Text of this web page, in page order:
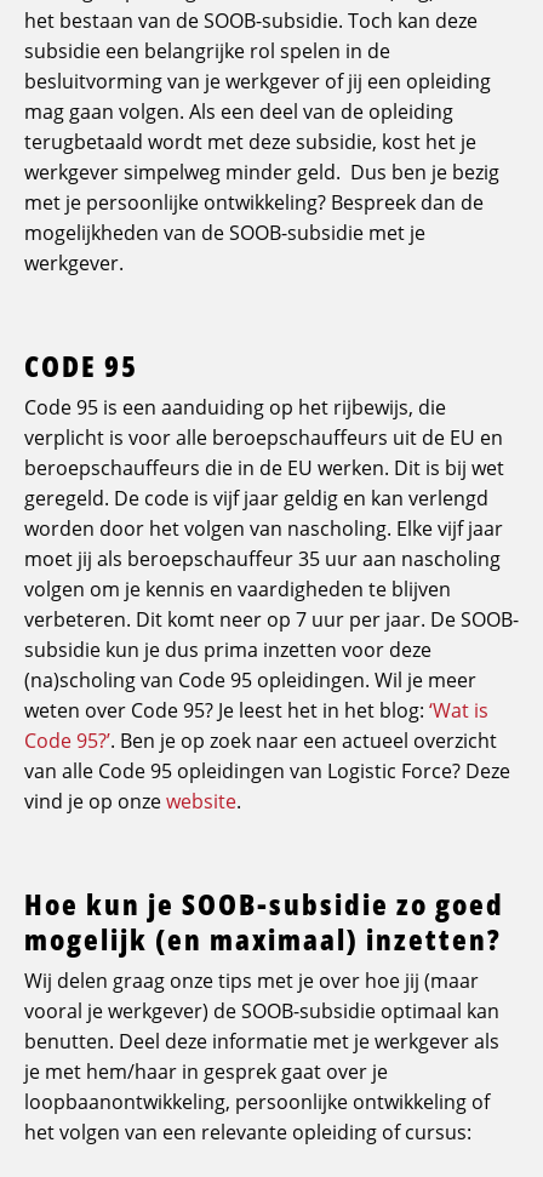
het bestaan van de SOOB-subsidie. Toch kan deze
subsidie een belangrijke rol spelen in de
besluitvorming van je werkgever of jij een opleiding
mag gaan volgen. Als een deel van de opleiding
terugbetaald wordt met deze subsidie, kost het je
werkgever simpelweg minder geld. Dus ben je bezig
met je persoonlijke ontwikkeling? Bespreek dan de
mogelijkheden van de SOOB-subsidie met je
werkgever.
CODE 95
Code 95 is een aanduiding op het rijbewijs, die
verplicht is voor alle beroepschauffeurs uit de EU en
beroepschauffeurs die in de EU werken. Dit is bij wet
geregeld. De code is vijf jaar geldig en kan verlengd
worden door het volgen van nascholing. Elke vijf jaar
moet jij als beroepschauffeur 35 uur aan nascholing
volgen om je kennis en vaardigheden te blijven
verbeteren. Dit komt neer op 7 uur per jaar. De SOOB-
subsidie kun je dus prima inzetten voor deze
(na)scholing van Code 95 opleidingen. Wil je meer
weten over Code 95? Je leest het in het blog: ‘Wat is
Code 95?’. Ben je op zoek naar een actueel overzicht
van alle Code 95 opleidingen van Logistic Force? Deze
vind je op onzewebsite.
Hoe kun je SOOB-subsidie zo goed
mogelijk (en maximaal) inzetten?
Wij delen graag onze tips met je over hoe jij (maar
vooral je werkgever) de SOOB-subsidie optimaal kan
benutten. Deel deze informatie met je werkgever als
je met hem/haar in gesprek gaat over je
loopbaanontwikkeling, persoonlijke ontwikkeling of
het volgen van een relevante opleiding of cursus: